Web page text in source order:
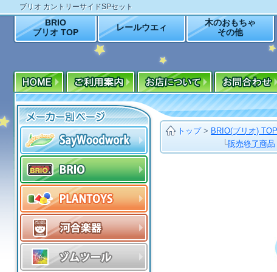
ブリオ カントリーサイドSPセット
BRIO
ブリオ TOP
レールウエィ
木のおもちゃ
その他
トップ> BRIO(ブリオ) TOP
└販売終了商品